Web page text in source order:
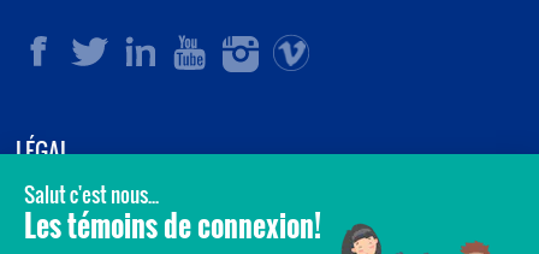
LÉGAL
© 2006-2026CHU Sainte-Justine.
Tous droits réservés.